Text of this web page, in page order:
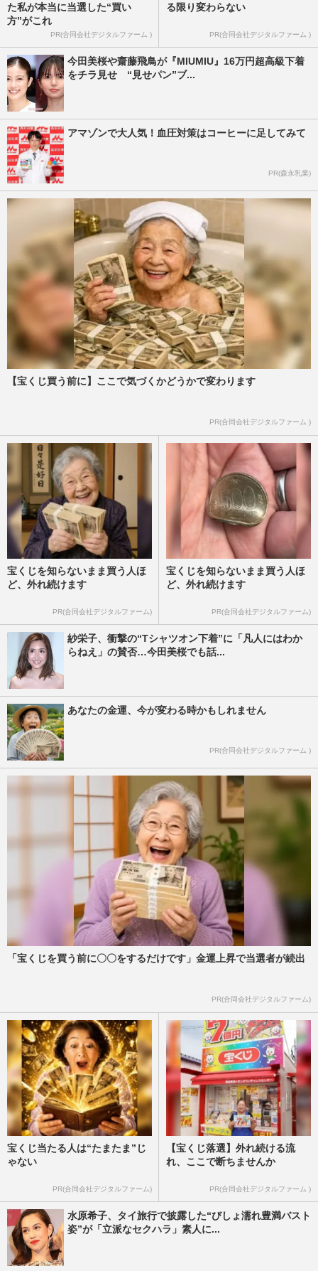
た私が本当に当選した“買い
方”がこれ
PR(合同会社デジタルファーム )
る限り変わらない
PR(合同会社デジタルファーム )
今田美桜や齋藤飛鳥が『MIUMIU』16万円超高級下着
をチラ見せ “見せパン”ブ...
アマゾンで大人気！血圧対策はコーヒーに足してみて
PR(森永乳業)
【宝くじ買う前に】ここで気づくかどうかで変わります
PR(合同会社デジタルファーム )
宝くじを知らないまま買う人ほ
ど、外れ続けます
PR(合同会社デジタルファーム)
宝くじを知らないまま買う人ほ
ど、外れ続けます
PR(合同会社デジタルファーム)
紗栄子、衝撃の“Tシャツオン下着”に「凡人にはわか
らねえ」の賛否…今田美桜でも話...
あなたの金運、今が変わる時かもしれません
PR(合同会社デジタルファーム )
「宝くじを買う前に〇〇をするだけです」金運上昇で当選者が続出
PR(合同会社デジタルファーム)
宝くじ当たる人は“たまたま”じ
ゃない
PR(合同会社デジタルファーム)
【宝くじ落選】外れ続ける流
れ、ここで断ちませんか
PR(合同会社デジタルファーム )
水原希子、タイ旅行で披露した“びしょ濡れ豊満バスト
姿”が「立派なセクハラ」素人に...